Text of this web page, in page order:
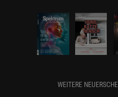
WEITERE